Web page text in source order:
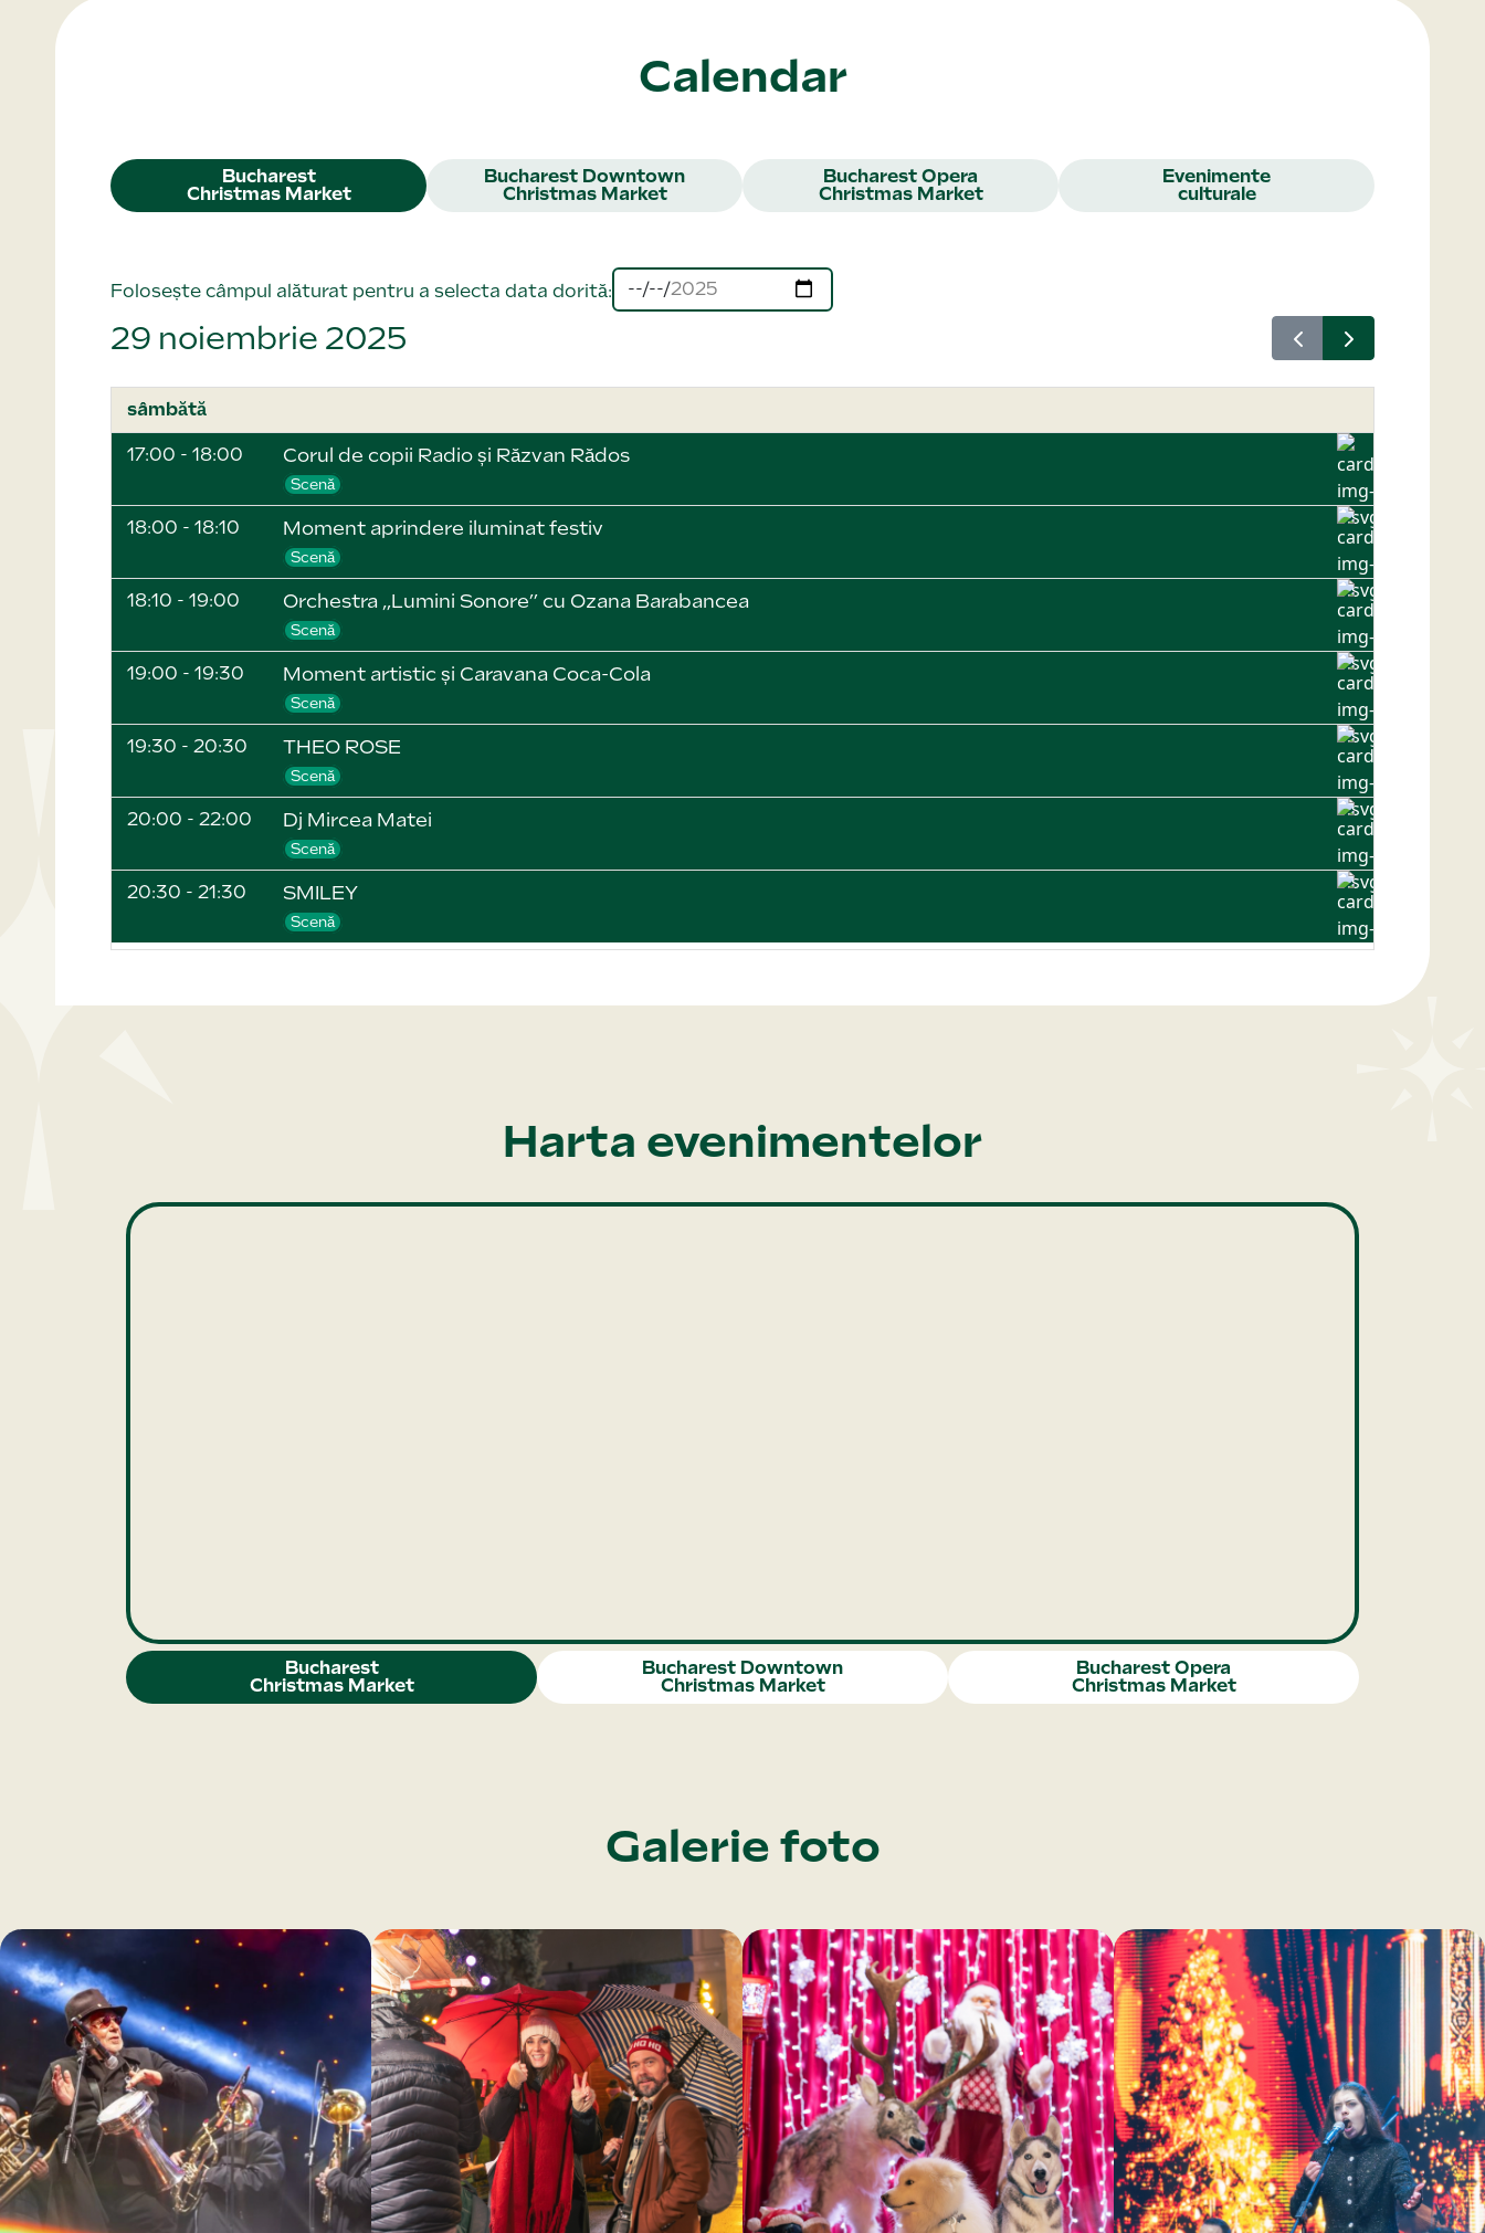
Calendar
Bucharest
Christmas Market
Bucharest Downtown
Christmas Market
Bucharest Opera
Christmas Market
Evenimente
culturale
Folosește câmpul alăturat pentru a selecta data dorită:
29 noiembrie 2025
sâmbătă
17:00 - 18:00 Corul de copii Radio și Răzvan Rădos
Scenă
18:00 - 18:10 Moment aprindere iluminat festiv
Scenă
18:10 - 19:00 Orchestra „Lumini Sonore” cu Ozana Barabancea
Scenă
19:00 - 19:30 Moment artistic și Caravana Coca-Cola
Scenă
19:30 - 20:30 THEO ROSE
Scenă
20:00 - 22:00 Dj Mircea Matei
Scenă
20:30 - 21:30 SMILEY
Scenă
Harta evenimentelor
Bucharest
Christmas Market
Bucharest Downtown
Christmas Market
Bucharest Opera
Christmas Market
Galerie foto